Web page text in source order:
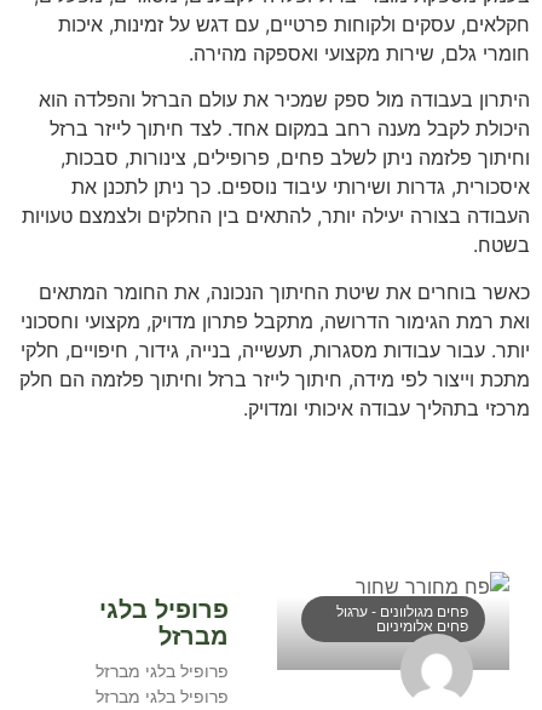
חקלאים, עסקים ולקוחות פרטיים, עם דגש על זמינות, איכות
חומרי גלם, שירות מקצועי ואספקה מהירה.
היתרון בעבודה מול ספק שמכיר את עולם הברזל והפלדה הוא
היכולת לקבל מענה רחב במקום אחד. לצד חיתוך לייזר ברזל
וחיתוך פלזמה ניתן לשלב פחים, פרופילים, צינורות, סבכות,
איסכורית, גדרות ושירותי עיבוד נוספים. כך ניתן לתכנן את
העבודה בצורה יעילה יותר, להתאים בין החלקים ולצמצם טעויות
בשטח.
כאשר בוחרים את שיטת החיתוך הנכונה, את החומר המתאים
ואת רמת הגימור הדרושה, מתקבל פתרון מדויק, מקצועי וחסכוני
יותר. עבור עבודות מסגרות, תעשייה, בנייה, גידור, חיפויים, חלקי
מתכת וייצור לפי מידה, חיתוך לייזר ברזל וחיתוך פלזמה הם חלק
מרכזי בתהליך עבודה איכותי ומדויק.
פחים מגולוונים - ערגול
פחים אלומיניום
פרופיל בלגי
מברזל
פרופיל בלגי מברזל
פרופיל בלגי מברזל